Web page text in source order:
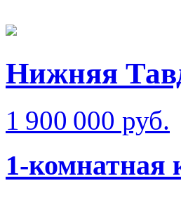
Нижняя
1 900 000 руб.
1-комнатная